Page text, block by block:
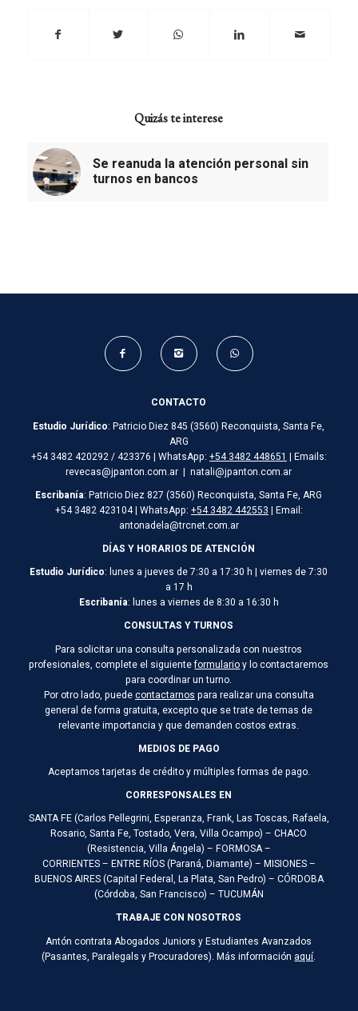
Quizás te interese
Se reanuda la atención personal sin
turnos en bancos
CONTACTO
Estudio Jurídico: Patricio Diez 845 (3560) Reconquista, Santa Fe,
ARG
+54 3482 420292 / 423376 | WhatsApp: +54 3482 448651 | Emails:
revecas@jpanton.com.ar | natali@jpanton.com.ar
Escribanía: Patricio Diez 827 (3560) Reconquista, Santa Fe, ARG
+54 3482 423104 | WhatsApp: +54 3482 442553 | Email:
antonadela@trcnet.com.ar
DÍAS Y HORARIOS DE ATENCIÓN
Estudio Jurídico: lunes a jueves de 7:30 a 17:30 h | viernes de 7:30
a 17 h
Escribanía: lunes a viernes de 8:30 a 16:30 h
CONSULTAS Y TURNOS
Para solicitar una consulta personalizada con nuestros
profesionales, complete el siguienteformularioy lo contactaremos
para coordinar un turno.
Por otro lado, puedecontactarnos para realizar una consulta
general de forma gratuita, excepto que se trate de temas de
relevante importancia y que demanden costos extras.
MEDIOS DE PAGO
Aceptamos tarjetas de crédito y múltiples formas de pago.
CORRESPONSALES EN
SANTA FE (Carlos Pellegrini, Esperanza, Frank, Las Toscas, Rafaela,
Rosario, Santa Fe, Tostado, Vera, Villa Ocampo) – CHACO
(Resistencia, Villa Ángela) – FORMOSA –
CORRIENTES – ENTRE RÍOS (Paraná, Diamante) – MISIONES –
BUENOS AIRES (Capital Federal, La Plata, San Pedro) – CÓRDOBA
(Córdoba, San Francisco) – TUCUMÁN
TRABAJE CON NOSOTROS
Antón contrata Abogados Juniors y Estudiantes Avanzados
(Pasantes, Paralegals y Procuradores). Más información aquí.